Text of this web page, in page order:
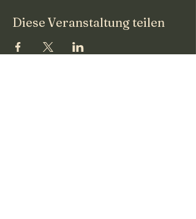
Diese Veranstaltung teilen